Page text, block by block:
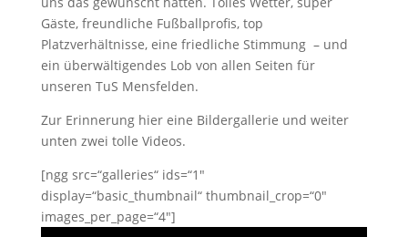
Gäste, freundliche Fußballprofis, top
Platzverhältnisse, eine friedliche Stimmung – und
ein überwältigendes Lob von allen Seiten für
unseren TuS Mensfelden.
Zur Erinnerung hier eine Bildergallerie und weiter
unten zwei tolle Videos.
[ngg src=“galleries“ ids=“1″
display=“basic_thumbnail“ thumbnail_crop=“0″
images_per_page=“4″]